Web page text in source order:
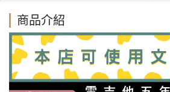
商品介紹